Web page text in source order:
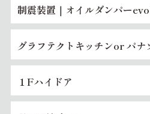
制震装置｜オイルダンパー
グラフテクトキッチンor パナ
１Fハイドア